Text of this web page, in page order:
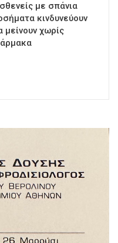
με σπάνια
κινδυνεύουν
μείνουν χωρίς